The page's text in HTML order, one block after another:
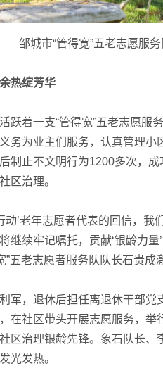
邹城市“管得宽”五老志愿服
热绽芳华
着一支“管得宽”五老志愿服
务为业主们服务，认真管理
制止不文明行为1200多次，
区治理。
’老年志愿者代表的回信，我
继续牢记嘱托，贡献‘银龄力
”五老志愿者服务队队长石贵成
，退休后担任离退休干部党
在社区带头开展志愿服务，
区治理银龄先锋。象石队长
光发热。